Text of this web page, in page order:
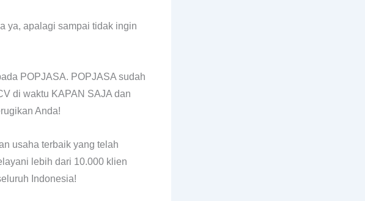
ya, apalagi sampai tidak ingin
POPJASA. POPJASA sudah
di waktu KAPAN SAJA dan
Anda!
usaha terbaik yang telah
lebih dari 10.000 klien
Indonesia!